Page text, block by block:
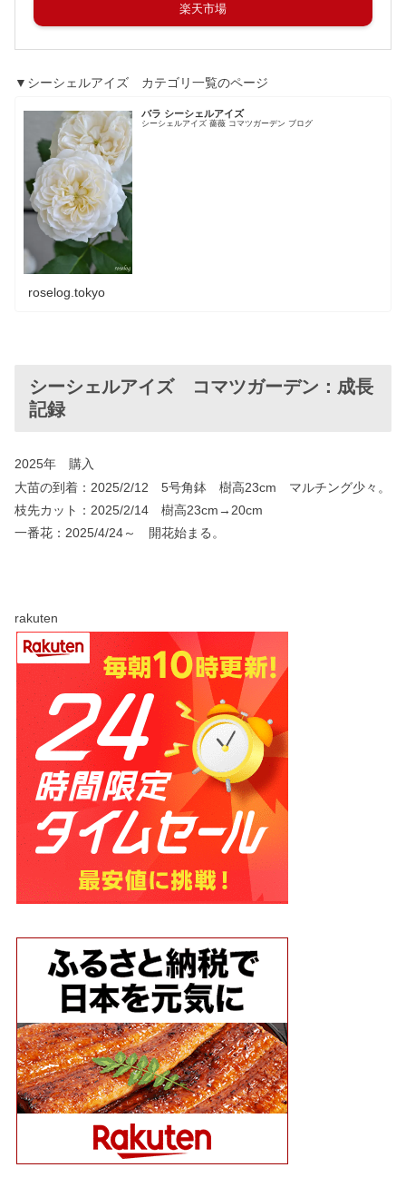
楽天市場
▼シーシェルアイズ カテゴリ一覧のページ
バラ シーシェルアイズ
シーシェルアイズ 薔薇 コマツガーデン ブログ
roselog.tokyo
シーシェルアイズ コマツガーデン：成長
記録
2025年 購入
大苗の到着：2025/2/12 5号角鉢 樹高23cm マルチング少々。
枝先カット：2025/2/14 樹高23cm→20cm
一番花：2025/4/24～ 開花始まる。
rakuten